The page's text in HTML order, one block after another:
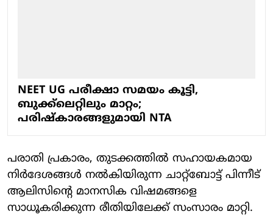
NEET UG പരീക്ഷാ സമയം കൂട്ടി,
ബുക്ക്‌ലെറ്റിലും മാറ്റം;
പരിഷ്‌കാരങ്ങളുമായി NTA
പരാതി പ്രകാരം, തുടക്കത്തില്‍ സഹായകമായ
നിര്‍ദേശങ്ങള്‍ നല്‍കിയിരുന്ന ചാറ്റ്‌ബോട്ട് പിന്നീട്
ആലിസിന്റെ മാനസിക വിഷമങ്ങളെ
സാധൂകരിക്കുന്ന രീതിയിലേക്ക് സംസാരം മാറ്റി.